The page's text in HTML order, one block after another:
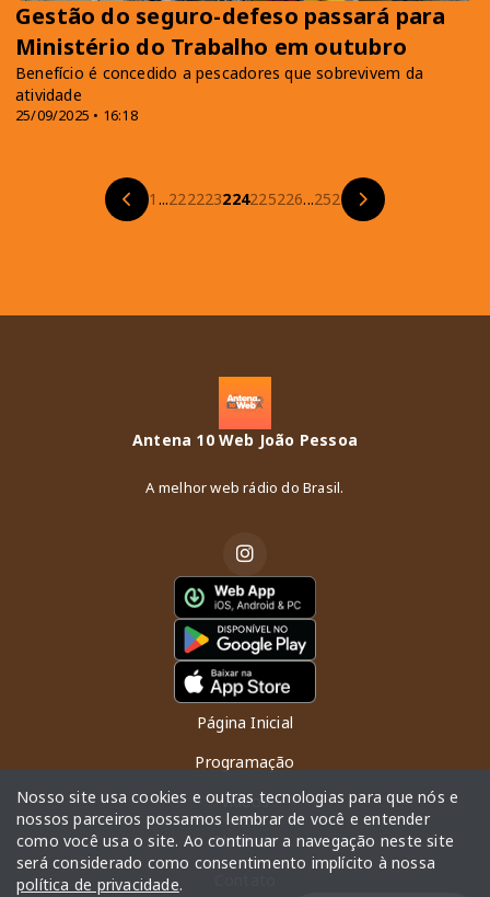
25/09/2025 • 16:18
Gestão do seguro-defeso passará para
Ministério do Trabalho em outubro
Benefício é concedido a pescadores que sobrevivem da
atividade
1 ...222223224225226...252
Antena 10 Web João Pessoa
A melhor web rádio do Brasil.
Página Inicial
Programação
Vídeos
Notícias
Nosso site usa cookies e outras tecnologias para que nós e
nossos parceiros possamos lembrar de você e entender
como você usa o site. Ao continuar a navegação neste site
será considerado como consentimento implícito à nossa
política de privacidade.